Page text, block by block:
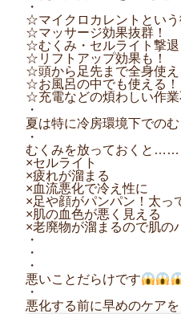
・
☆マイクロカレントという
☆マッサージ効果抜群！
☆むくみ・セルライト撃退
☆リフトアップ効果も！
☆頭から足先まで全身使え
☆お風呂の中でも使える！
☆充電などの煩わしい作業
・
夏は特に冷房環境下での
・
むくみを放っておくと……
×セルライト
×疲れが溜まる
×血流悪化で冷え性に
×足や顔がパンパン！太っ
×肌の血色が悪く見える
×老廃物が溜まるので肌の
・
・
・
悪いことだらけです
・
悪化する前に早めのケアを